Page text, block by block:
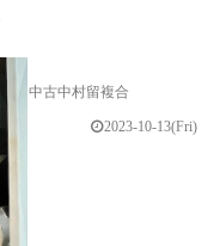
中古中村留複合
2023-10-13(Fri)